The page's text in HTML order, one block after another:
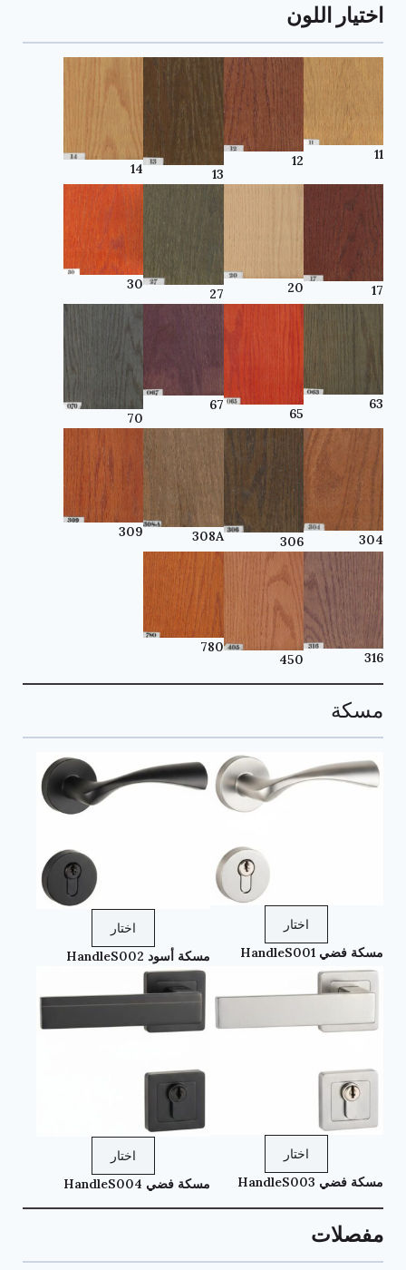
اختيار اللون
11
12
13
14
17
20
27
30
63
65
67
70
304
306
308A
309
316
450
780
مسكة
اختار
مسكة فضي HandleS001
اختار
مسكة أسود HandleS002
اختار
مسكة فضي HandleS003
اختار
مسكة فضي HandleS004
مفصلات